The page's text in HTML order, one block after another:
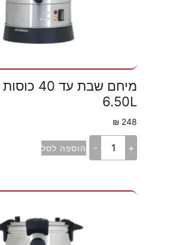
6.50L
248
₪
+
- הוספה לסל